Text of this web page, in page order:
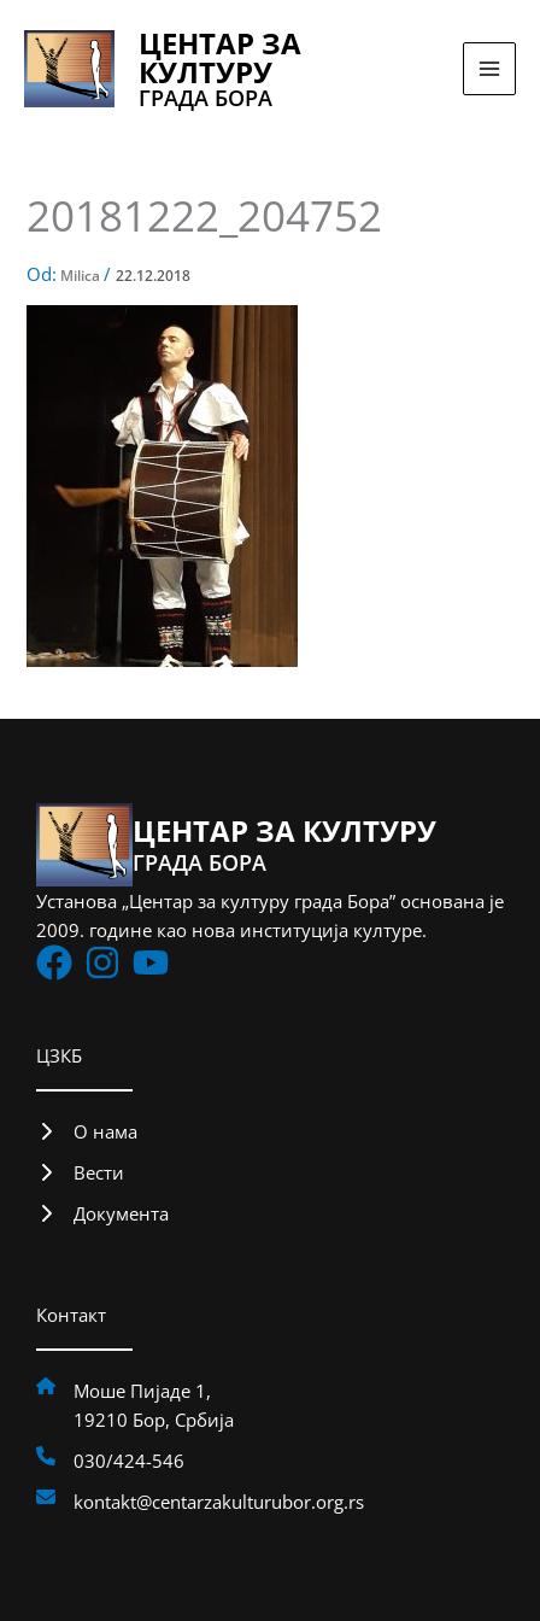
sadržaj
ЦЕНТАР ЗА
КУЛТУРУ
ГРАДА БОРА
20181222_204752
Od: Milica/22.12.2018
ЦЕНТАР ЗА КУЛТУРУ
ГРАДА БОРА
Установа „Центар за културу града Бора” основана је
2009. године као нова институција културе.
ЦЗКБ
О нама
Вести
Документа
Контакт
Моше Пијаде 1,
19210 Бор, Србија
030/424-546
kontakt@centarzakulturubor.org.rs